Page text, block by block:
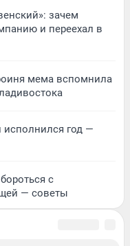
зачем
и переехал в
мема вспомнила
исполнился год —
с
— советы